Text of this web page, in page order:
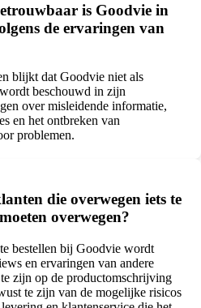
is Goodvie in
de ervaringen van
blijkt dat Goodvie niet als
beschouwd in zijn
over misleidende informatie,
en het ontbreken van
problemen.
die overwegen iets te
overwegen?
bestellen bij Goodvie wordt
en ervaringen van andere
zijn op de productomschrijving
te zijn van de mogelijke risicos